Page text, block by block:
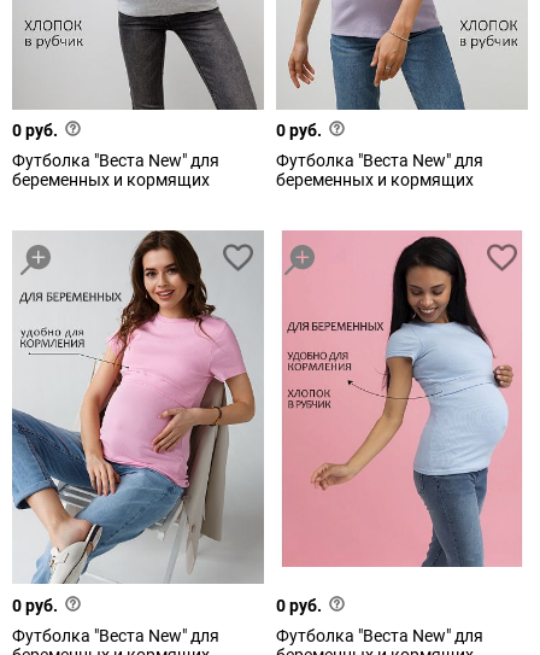
0 руб.
Футболка "Веста New" для
беременных и кормящих
0 руб.
Футболка "Веста New" для
беременных и кормящих
0 руб.
Футболка "Веста New" для
0 руб.
Футболка "Веста New" для